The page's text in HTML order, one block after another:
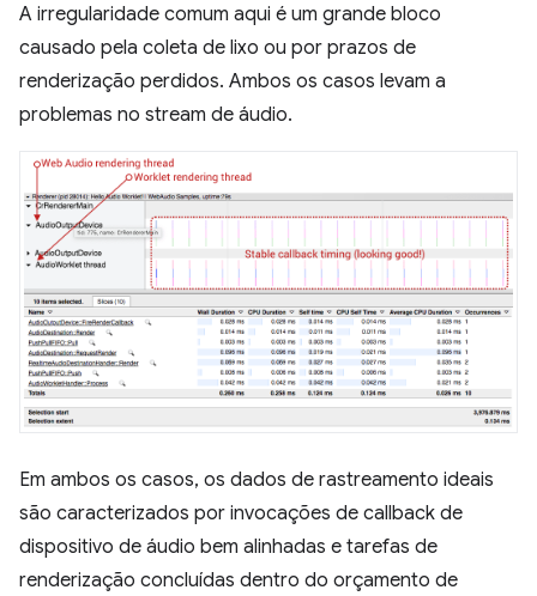
A irregularidade comum aqui é um grande bloco
causado pela coleta de lixo ou por prazos de
renderização perdidos. Ambos os casos levam a
problemas no stream de áudio.
Em ambos os casos, os dados de rastreamento ideais
são caracterizados por invocações de callback de
dispositivo de áudio bem alinhadas e tarefas de
renderização concluídas dentro do orçamento de